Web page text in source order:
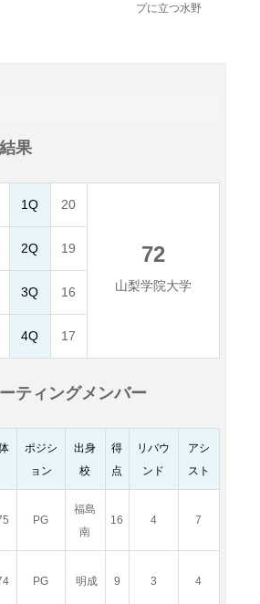
プに立つ水野
果
1Q 20
72
山梨学院大学
2Q 19
3Q 16
4Q 17
ティングメンバー
ポジシ
ョン
出身
校
得
点
リバウ
ンド
アシ
スト
PG
福島
南
16 4 7
PG 明成 9 3 4